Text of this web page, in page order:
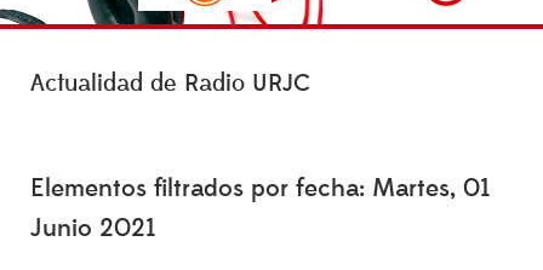
Actualidad de Radio URJC
Elementos filtrados por fecha: Martes, 01
Junio 2021